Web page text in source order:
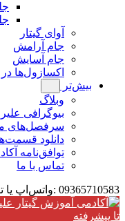
جلد 5
جلد 6
آوای گیتار
جام آرامش
جام آسایش
اکسازول‌ها
بیش‌تر
وبلاگ
بیوگرافی
سرفصل‌های
دانلود
توافق‌نامه
تماس با ما
09365710583 :واتس‌اپ یا تلگرام